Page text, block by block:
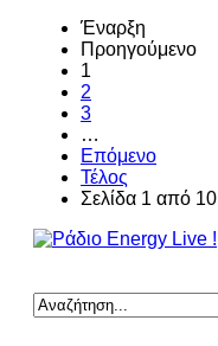
Έναρξη
Προηγούμενο
1
2
3
…
Επόμενο
Τέλος
Σελίδα 1 από 10